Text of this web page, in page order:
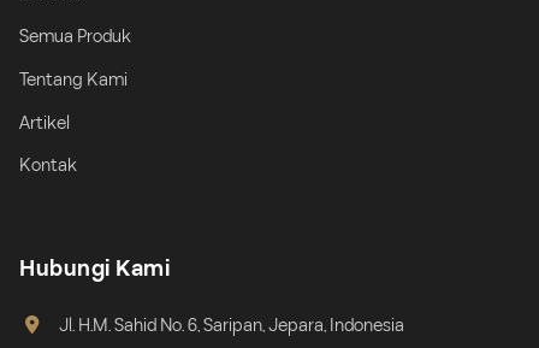
Semua Produk
Tentang Kami
Artikel
Kontak
Hubungi Kami
Jl. H.M. Sahid No. 6, Saripan, Jepara, Indonesia